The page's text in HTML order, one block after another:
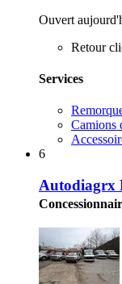
Ouvert
Retour
Services
Camions
6
Autodiagrx